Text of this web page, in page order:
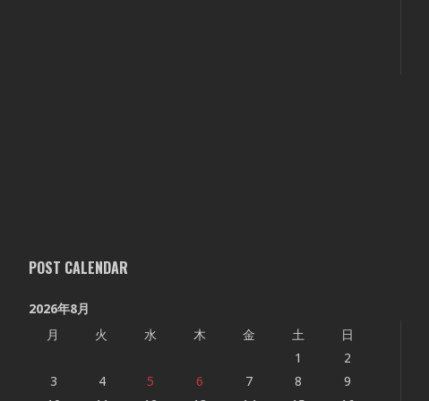
POST CALENDAR
2026年8月
月
火 水 木 金 土
日
1
2
3
4 5 6 7 8
9